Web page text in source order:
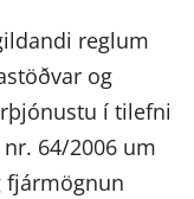
reglum
og
í tilefni
64/2006 um
fjármögnun